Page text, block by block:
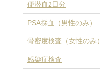
便潜血2日分
PSA採血（男性のみ）
骨密度検査（女性のみ）
感染症検査